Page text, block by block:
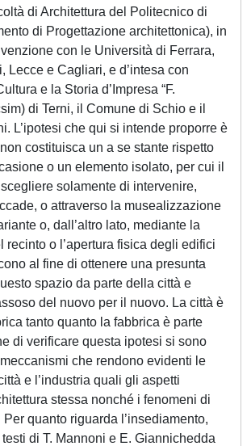
di Architettura del Politecnico di
di Progettazione architettonica), in
con le Università di Ferrara,
Lecce e Cagliari, e d’intesa con
e la Storia d’Impresa “F.
di Terni, il Comune di Schio e il
L’ipotesi che qui si intende proporre è
costituisca un a se stante rispetto
o un elemento isolato, per cui il
solamente di intervenire,
o attraverso la musealizzazione
o, dall’altro lato, mediante la
recinto o l’apertura fisica degli edifici
al fine di ottenere una presunta
spazio da parte della città e
del nuovo per il nuovo. La città è
tanto quanto la fabbrica è parte
di verificare questa ipotesi si sono
che rendono evidenti le
e l’industria quali gli aspetti
stessa nonché i fenomeni di
quanto riguarda l’insediamento,
di T. Mannoni e E. Giannichedda